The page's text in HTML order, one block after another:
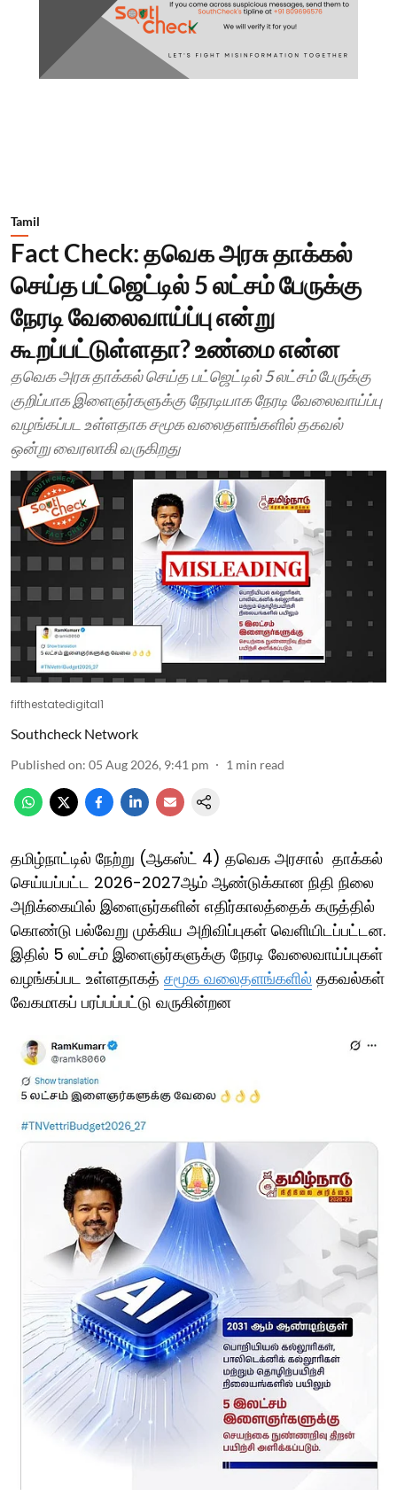
Tamil
Fact Check: தவெக அரசு தாக்கல்
செய்த பட்ஜெட்டில் 5 லட்சம் பேருக்கு
நேரடி வேலைவாய்ப்பு என்று
கூறப்பட்டுள்ளதா? உண்மை என்ன
தவெக அரசு தாக்கல் செய்த பட்ஜெட்டில் 5 லட்சம் பேருக்கு
குறிப்பாக இளைஞர்களுக்கு நேரடியாக நேரடி வேலைவாய்ப்பு
வழங்கப்பட உள்ளதாக சமூக வலைதளங்களில் தகவல்
ஒன்று வைரலாகி வருகிறது
fifthestatedigital1
Southcheck Network
Published on: 05 Aug 2026, 9:41 pm 1 min read
தமிழ்நாட்டில் நேற்று (ஆகஸ்ட் 4) தவெக அரசால் தாக்கல்
செய்யப்பட்ட 2026-2027ஆம் ஆண்டுக்கான நிதி நிலை
அறிக்கையில் இளைஞர்களின் எதிர்காலத்தைக் கருத்தில்
கொண்டு பல்வேறு முக்கிய அறிவிப்புகள் வெளியிடப்பட்டன.
இதில் 5 லட்சம் இளைஞர்களுக்கு நேரடி வேலைவாய்ப்புகள்
வழங்கப்பட உள்ளதாகத் சமூக வலைதளங்களில் தகவல்கள்
வேகமாகப் பரப்பப்பட்டு வருகின்றன